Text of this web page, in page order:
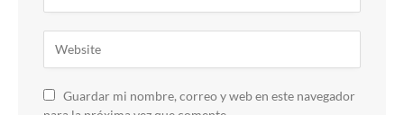
Guardar mi nombre, correo y web en este navegador